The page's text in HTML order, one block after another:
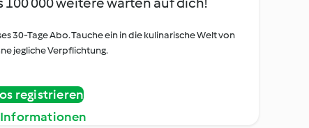
30-Tage Abo. Tauche ein in die kulinarische Welt von
jegliche Verpflichtung.
registrieren